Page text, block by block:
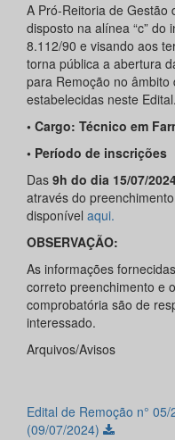
A Pró-Reitoria de Gestão
disposto na alínea “c” do
8.112/90 e visando aos
torna pública a abertura
para Remoção no
estabelecidas neste Edital.
• Cargo: Técnico em
• Período de inscrições
Das 9h do dia 15/07/
através do
disponível aqui.
OBSERVAÇÃO:
As informações
correto preenchimento e
comprobatória são de
interessado.
Arquivos/Avisos
Edital de Remoção n°
(09/07/2024)